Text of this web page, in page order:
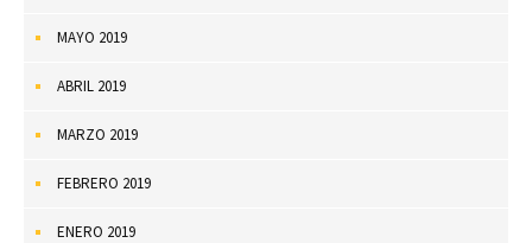
MAYO 2019
ABRIL 2019
MARZO 2019
FEBRERO 2019
ENERO 2019